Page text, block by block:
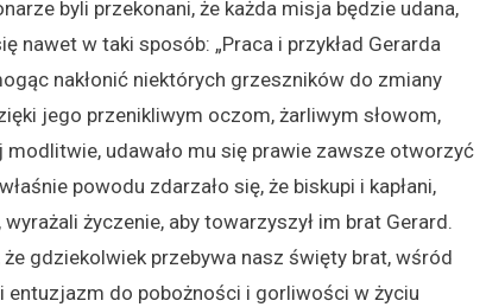
byli przekonani, że każda misja będzie udana,
nawet w taki sposób: „Praca i przykład Gerarda
nakłonić niektórych grzeszników do zmiany
jego przenikliwym oczom, żarliwym słowom,
udawało mu się prawie zawsze otworzyć
powodu zdarzało się, że biskupi i kapłani,
życzenie, aby towarzyszył im brat Gerard.
gdziekolwiek przebywa nasz święty brat, wśród
do pobożności i gorliwości w życiu